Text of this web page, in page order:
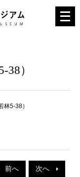
メ
ニ
38）
林5-38）
前へ 次へ